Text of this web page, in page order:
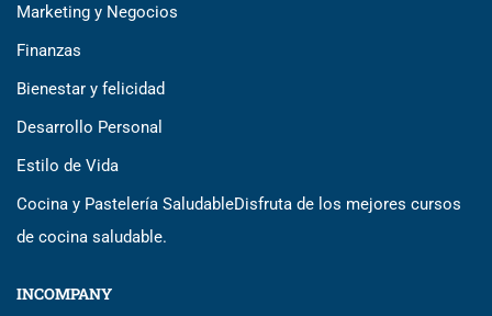
Marketing y Negocios
Finanzas
Bienestar y felicidad
Desarrollo Personal
Estilo de Vida
Cocina y Pastelería SaludableDisfruta de los mejores cursos
de cocina saludable.
INCOMPANY